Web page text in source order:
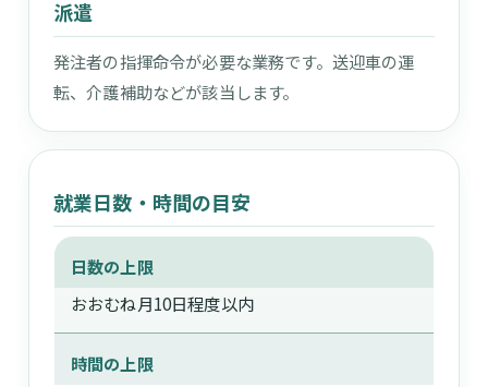
派遣
発注者の指揮命令が必要な業務です。送迎車の運
転、介護補助などが該当します。
就業日数・時間の目安
日数の上限
おおむね月10日程度以内
時間の上限